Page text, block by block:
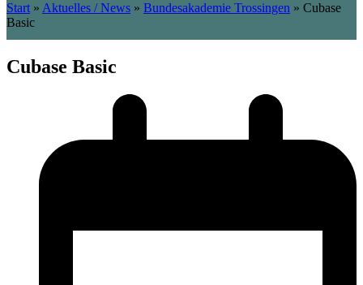
Start » Aktuelles / News » Bundesakademie Trossingen » Cubase
Basic
Cubase Basic